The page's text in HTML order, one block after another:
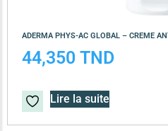
ADERMA PHYS-AC GLOBAL – CREME
44,350 TND
Lire la suite